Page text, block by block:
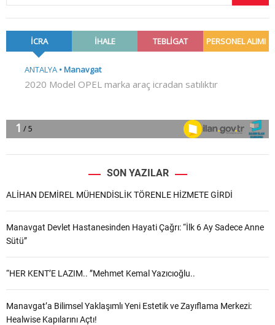
SON YAZILAR
ALİHAN DEMİREL MÜHENDİSLİK TÖRENLE HİZMETE GİRDİ
Manavgat Devlet Hastanesinden Hayati Çağrı: “İlk 6 Ay Sadece Anne
Sütü”
“HER KENT’E LAZIM.. ”Mehmet Kemal Yazıcıoğlu..
Manavgat’a Bilimsel Yaklaşımlı Yeni Estetik ve Zayıflama Merkezi:
Healwise Kapılarını Açtı!